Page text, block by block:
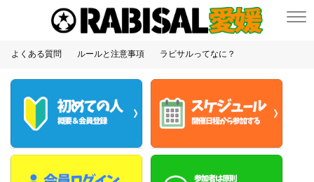
よくある質問 ルールと注意事項 ラビサルってなに？